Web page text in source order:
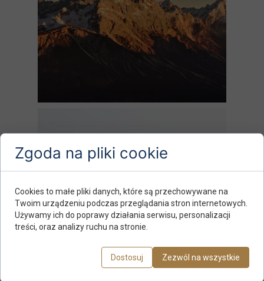
Zgoda na pliki cookie
Cookies to małe pliki danych, które są przechowywane na
Twoim urządzeniu podczas przeglądania stron internetowych.
Używamy ich do poprawy działania serwisu, personalizacji
treści, oraz analizy ruchu na stronie.
Dostosuj Zezwól na wszystkie